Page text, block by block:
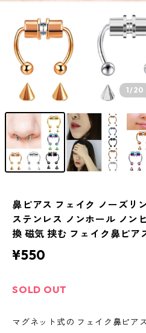
1/20
鼻ピアス フェイク ノーズリ
ステンレス ノンホール ノン
換 磁気 挟む フェイク鼻ピア
¥550
SOLD OUT
マグネット式の フェイク鼻ピアス